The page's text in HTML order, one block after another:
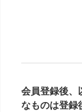
会員登録後、
なものは登録